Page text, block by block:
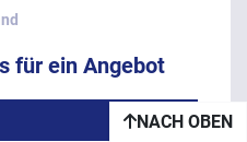
für ein Angebot
NACH OBEN